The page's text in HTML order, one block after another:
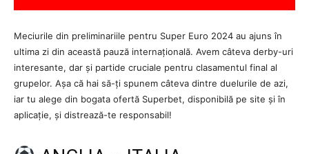
Meciurile din preliminariile pentru Super Euro 2024 au ajuns în
ultima zi din această pauză internațională. Avem câteva derby-uri
interesante, dar și partide cruciale pentru clasamentul final al
grupelor. Așa că hai să-ți spunem câteva dintre duelurile de azi,
iar tu alege din bogata ofertă Superbet, disponibilă pe site și în
aplicație, și distrează-te responsabil!